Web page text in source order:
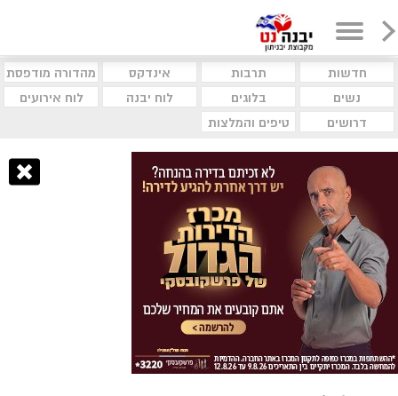
חדשות תרבות אינדקס
מהדורה מודפסת
נשים
בלוגים לוח יבנה
לוח אירועים
דרושים
טיפים והמלצות